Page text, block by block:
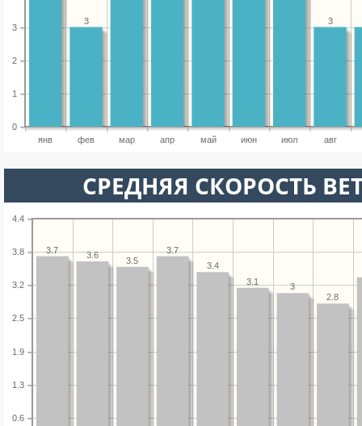
янв фев мар апр май июн июл авг
0
1
2
3
3
3
СРЕДНЯЯ СКОРОСТЬ
0.6
1.3
1.9
2.5
3.2
3.8
4.4
2.8
3
3.1
3.4
3.7
3.5
3.6
3.7